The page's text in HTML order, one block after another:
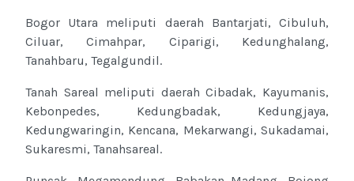
Bogor Utara meliputi daerah Bantarjati, Cibuluh,
Ciluar, Cimahpar, Ciparigi, Kedunghalang,
Tanahbaru, Tegalgundil.
Tanah Sareal meliputi daerah Cibadak, Kayumanis,
Kebonpedes, Kedungbadak, Kedungjaya,
Kedungwaringin, Kencana, Mekarwangi, Sukadamai,
Sukaresmi, Tanahsareal.